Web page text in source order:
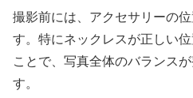
撮影前には、アクセサリーの
す。特にネックレスが正しい
ことで、写真全体のバランス
す。